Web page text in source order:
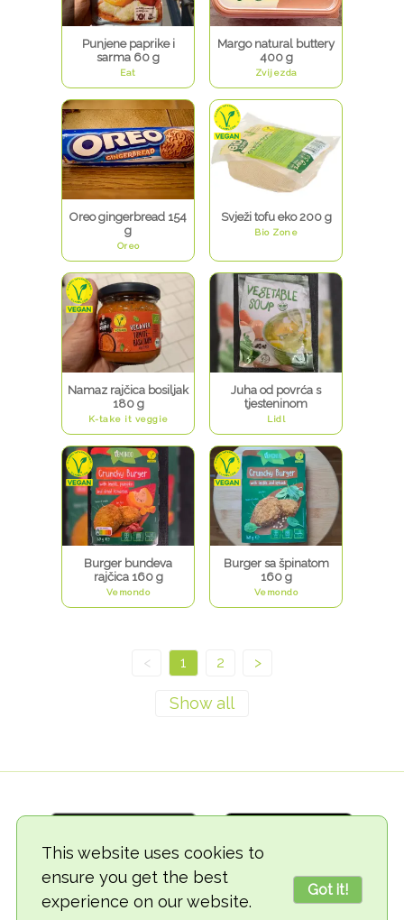
This website uses cookies to
ensure you get the best
experience on our website.
Got it!
Punjene paprike i
sarma 60 g
Eat
Margo natural buttery
400 g
Zvijezda
Oreo gingerbread 154
g
Oreo
Svježi tofu eko 200 g
Bio Zone
Namaz rajčica bosiljak
180 g
K-take it veggie
Juha od povrća s
tjesteninom
Lidl
Burger bundeva
rajčica 160 g
Vemondo
Burger sa špinatom
160 g
Vemondo
< 1 2 >
© 2018-2026 TheVegCat